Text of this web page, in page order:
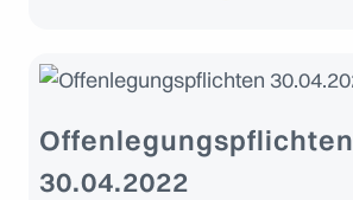
Offenlegungspflichten
30.04.2022